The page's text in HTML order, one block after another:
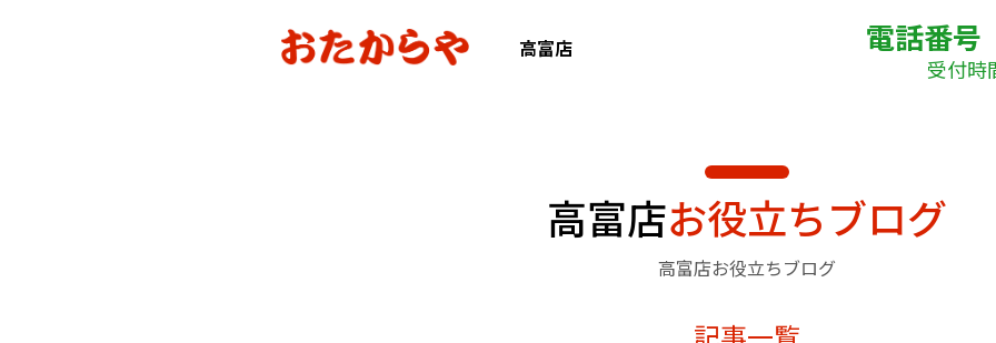
高富店 電話番号
受付時
高富店お役立ちブログ
高富店お役立ちブログ